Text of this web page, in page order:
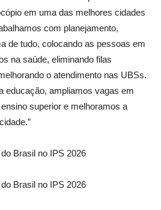
em uma das melhores cidades
com planejamento,
de tudo, colocando as pessoas em
na saúde, eliminando filas
o atendimento nas UBSs.
educação, ampliamos vagas em
superior e melhoramos a
Brasil no IPS 2026
Brasil no IPS 2026